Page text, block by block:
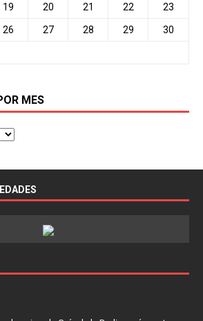
19 20 21 22 23
26 27 28 29 30
MES